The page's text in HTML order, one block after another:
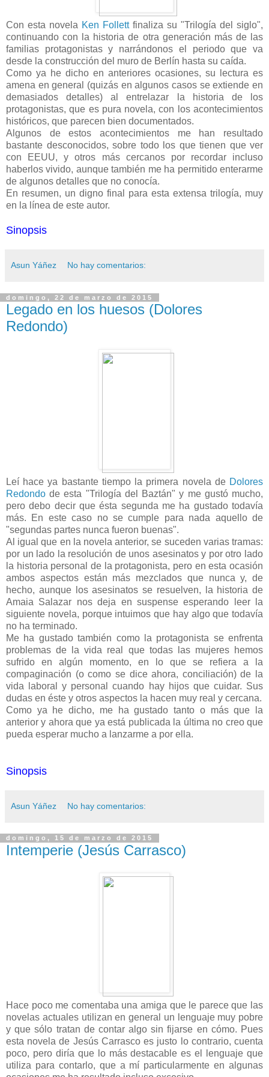
Con esta novela Ken Follettfinaliza su "Trilogía del siglo",
continuando con la historia de otra generación más de las
familias protagonistas y narrándonos el periodo que va
desde la construcción del muro de Berlín hasta su caída.
Como ya he dicho en anteriores ocasiones, su lectura es
amena en general (quizás en algunos casos se extiende en
demasiados detalles) al entrelazar la historia de los
protagonistas, que es pura novela, con los acontecimientos
históricos, que parecen bien documentados.
Algunos de estos acontecimientos me han resultado
bastante desconocidos, sobre todo los que tienen que ver
con EEUU, y otros más cercanos por recordar incluso
haberlos vivido, aunque también me ha permitido enterarme
de algunos detalles que no conocía.
En resumen, un digno final para esta extensa trilogía, muy
en la línea de este autor.
Sinopsis
Asun Yáñez No hay comentarios:
domingo, 22 de marzo de 2015
Legado en los huesos (Dolores
Redondo)
Leí hace ya bastante tiempo la primera novela de Dolores
Redondo de esta "Trilogía del Baztán" y me gustó mucho,
pero debo decir que ésta segunda me ha gustado todavía
más. En este caso no se cumple para nada aquello de
"segundas partes nunca fueron buenas".
Al igual que en la novela anterior, se suceden varias tramas:
por un lado la resolución de unos asesinatos y por otro lado
la historia personal de la protagonista, pero en esta ocasión
ambos aspectos están más mezclados que nunca y, de
hecho, aunque los asesinatos se resuelven, la historia de
Amaia Salazar nos deja en suspense esperando leer la
siguiente novela, porque intuimos que hay algo que todavía
no ha terminado.
Me ha gustado también como la protagonista se enfrenta
problemas de la vida real que todas las mujeres hemos
sufrido en algún momento, en lo que se refiera a la
compaginación (o como se dice ahora, conciliación) de la
vida laboral y personal cuando hay hijos que cuidar. Sus
dudas en éste y otros aspectos la hacen muy real y cercana.
Como ya he dicho, me ha gustado tanto o más que la
anterior y ahora que ya está publicada la última no creo que
pueda esperar mucho a lanzarme a por ella.
Sinopsis
Asun Yáñez No hay comentarios:
domingo, 15 de marzo de 2015
Intemperie (Jesús Carrasco)
Hace poco me comentaba una amiga que le parece que las
novelas actuales utilizan en general un lenguaje muy pobre
y que sólo tratan de contar algo sin fijarse en cómo. Pues
esta novela de Jesús Carrasco es justo lo contrario, cuenta
poco, pero diría que lo más destacable es el lenguaje que
utiliza para contarlo, que a mí particularmente en algunas